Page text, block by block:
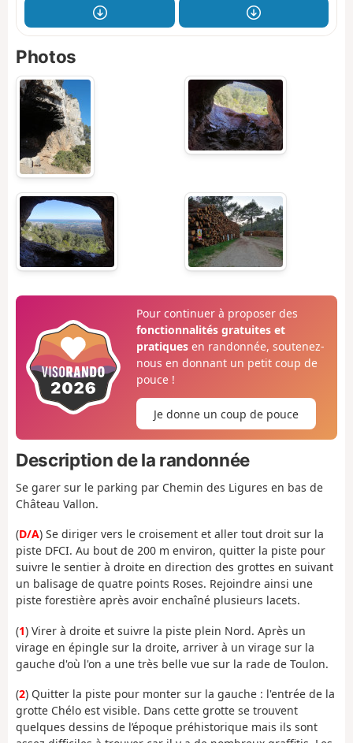
Photos
Pour continuer à proposer des
fonctionnalités gratuites et
pratiquesen randonnée, soutenez-
nous en donnant un petit coup de
pouce !
Je donne un coup de pouce
Description de la randonnée
Se garer sur le parking par Chemin des Ligures en bas de
Château Vallon.
(D/A) Se diriger vers le croisement et aller tout droit sur la
piste DFCI. Au bout de 200 m environ, quitter la piste pour
suivre le sentier à droite en direction des grottes en suivant
un balisage de quatre points Roses. Rejoindre ainsi une
piste forestière après avoir enchaîné plusieurs lacets.
(1) Virer à droite et suivre la piste plein Nord. Après un
virage en épingle sur la droite, arriver à un virage sur la
gauche d'où l'on a une très belle vue sur la rade de Toulon.
(2) Quitter la piste pour monter sur la gauche : l'entrée de la
grotte Chélo est visible. Dans cette grotte se trouvent
quelques dessins de l’époque préhistorique mais ils sont